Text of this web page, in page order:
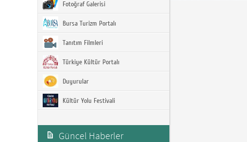
Fotoğraf Galerisi
Bursa Turizm Portalı
Tanıtım Filmleri
Türkiye Kültür Portalı
Duyurular
Kültür Yolu Festivali
Güncel Haberler